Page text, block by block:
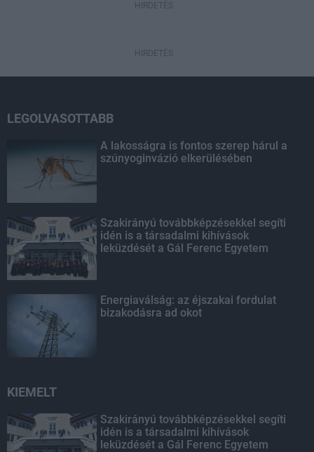
HIRDETÉS
HIRDETÉS
LEGOLVASOTTABB
A lakosságra is fontos szerep hárul a
szúnyoginvázió elkerülésében
Szakirányú továbbképzésekkel segíti
idén is a társadalmi kihívások
leküzdését a Gál Ferenc Egyetem
Energiaválság: az éjszakai fordulat
bizakodásra ad okot
KIEMELT
Szakirányú továbbképzésekkel segíti
idén is a társadalmi kihívások
leküzdését a Gál Ferenc Egyetem